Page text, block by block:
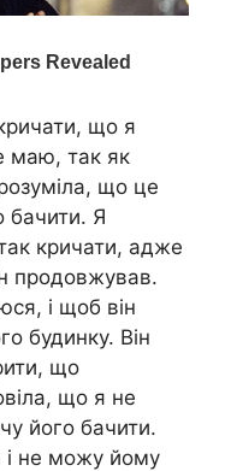
що я
маю, так як
що це
бачити. Я
кричати, адже
продовжував.
і щоб він
будинку. Він
що
що я не
його бачити.
і не можу йому